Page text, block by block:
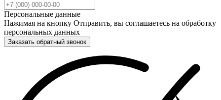
Персональные данные
Нажимая на кнопку Отправить, вы соглашаетесь на обработку
персональных данных
Заказать обратный звонок